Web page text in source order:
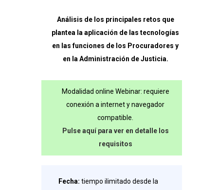
profesionales
de
Análisis de los principales retos que
plantea la aplicación de las tecnologías
en las funciones de los Procuradores y
en la Administración de Justicia.
Modalidad online Webinar: requiere
conexión a internet y navegador
compatible.
Pulse aquí para ver en detalle los
requisitos
Fecha: tiempo ilimitado desde la